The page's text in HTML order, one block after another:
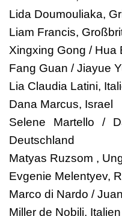
Lida Doumouliaka,
Liam Francis,
Xingxing Gong / Hua
Fang Guan / Jiayue
Lia Claudia Latini,
Dana Marcus, Israel
Selene Martello /
Deutschland
Matyas Ruzsom ,
Evgenie Melentyev,
Marco di Nardo /
Miller de Nobili,